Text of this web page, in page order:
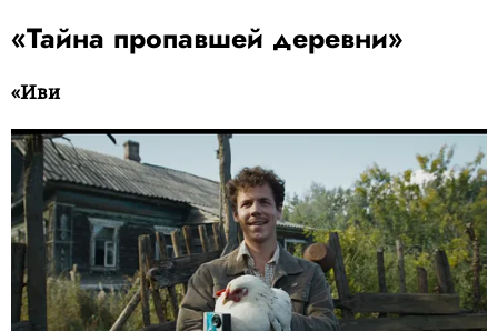
«Тайна пропавшей деревни»
«Иви